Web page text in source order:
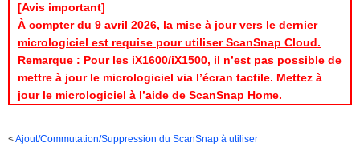
[Avis important]
À compter du 9 avril 2026, la mise à jour vers le dernier
micrologiciel est requise pour utiliser ScanSnap Cloud.
Remarque : Pour les iX1600/iX1500, il n’est pas possible de
mettre à jour le micrologiciel via l’écran tactile. Mettez à
jour le micrologiciel à l’aide de ScanSnap Home.
Ajout/Commutation/Suppression du ScanSnap à utiliser